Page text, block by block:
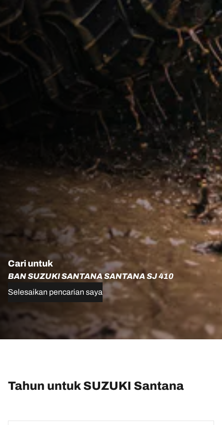
Cari untuk
BAN SUZUKI SANTANA SANTANA SJ 410
Selesaikan pencarian saya
Tahun untuk SUZUKI Santana